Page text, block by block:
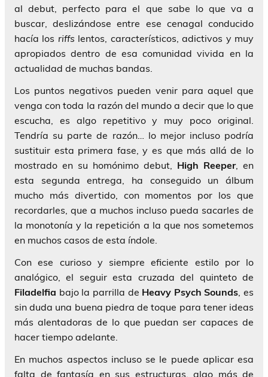
al debut, perfecto para el que sabe lo que va a
buscar, deslizándose entre ese cenagal conducido
hacía los riffs lentos, característicos, adictivos y muy
apropiados dentro de esa comunidad vivida en la
actualidad de muchas bandas.
Los puntos negativos pueden venir para aquel que
venga con toda la razón del mundo a decir que lo que
escucha, es algo repetitivo y muy poco original.
Tendría su parte de razón… lo mejor incluso podría
sustituir esta primera fase, y es que más allá de lo
mostrado en su homónimo debut, High Reeper, en
esta segunda entrega, ha conseguido un álbum
mucho más divertido, con momentos por los que
recordarles, que a muchos incluso pueda sacarles de
la monotonía y la repetición a la que nos sometemos
en muchos casos de esta índole.
Con ese curioso y siempre eficiente estilo por lo
analógico, el seguir esta cruzada del quinteto de
Filadelfia bajo la parrilla de Heavy Psych Sounds , es
sin duda una buena piedra de toque para tener ideas
más alentadoras de lo que puedan ser capaces de
hacer tiempo adelante.
En muchos aspectos incluso se le puede aplicar esa
falta de fantasía en sus estructuras, algo más de